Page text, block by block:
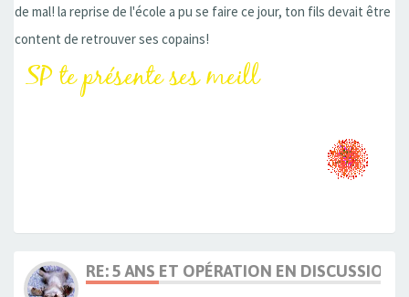
de mal! la reprise de l'école a pu se faire ce jour, ton fils devait être
content de retrouver ses copains!
RE: 5 ANS ET OPÉRATION EN DISCUSSION